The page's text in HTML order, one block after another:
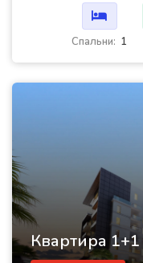
Cпальни: 1